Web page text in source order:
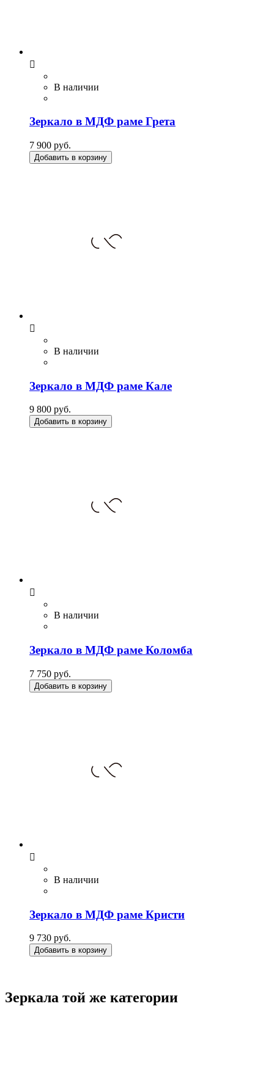

В наличии
Зеркало в МДФ раме Грета
7 900 руб.
Добавить в корзину

В наличии
Зеркало в МДФ раме Кале
9 800 руб.
Добавить в корзину

В наличии
Зеркало в МДФ раме Коломба
7 750 руб.
Добавить в корзину

В наличии
Зеркало в МДФ раме Кристи
9 730 руб.
Добавить в корзину
Зеркала той же категории